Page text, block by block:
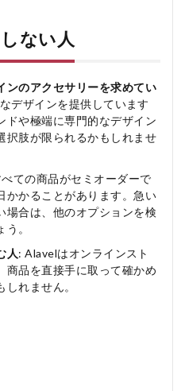
ない人
ンのアクセサリーを求めてい
デザインを提供しています
ドや極端に専門的なデザイン
択肢が限られるかもしれませ
べての商品がセミオーダーで
かかることがあります。急い
場合は、他のオプションを検
。
人: Alavelはオンラインスト
商品を直接手に取って確かめ
れません。